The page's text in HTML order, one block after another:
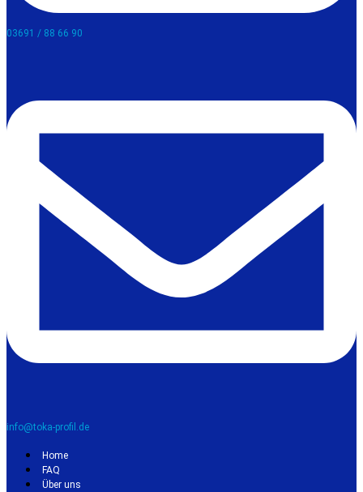
03691 / 88 66 90​
info@toka-profil.de
Home
FAQ
Über uns